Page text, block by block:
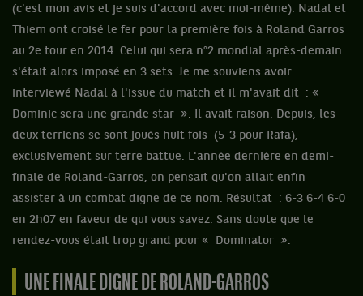
(c'est mon avis et je suis d'accord avec moi-même). Nadal et
Thiem ont croisé le fer pour la première fois à Roland Garros
au 2e tour en 2014. Celui qui sera n°2 mondial après-demain
s'était alors imposé en 3 sets. Je me souviens avoir
interviewé Nadal à l'issue du match et il m'avait dit : «
Dominic sera une grande star ». Il avait raison. Depuis, les
deux terriens se sont joués huit fois
(5-3 pour Rafa),
exclusivement sur terre battue. L'année dernière en demi-
finale de Roland-Garros, on pensait qu'on allait enfin
assister à un combat digne de ce nom. Résultat : 6-3 6-4 6-0
en 2h07 en faveur de qui vous savez. Sans doute que le
rendez-vous était trop grand pour « Dominator ».
UNE FINALE DIGNE DE ROLAND-GARROS